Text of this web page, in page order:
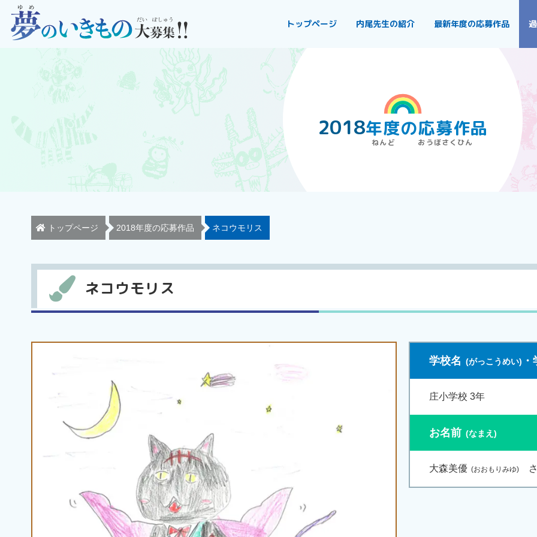
トップページ 内尾先生の紹介 最新年度の応募作品
2018年度の応募作品
トップページ 2018年度の応募作品 ネコウモリス
ネコウモリス
学校名 ・
庄小学校 3年
お名前
大森美優